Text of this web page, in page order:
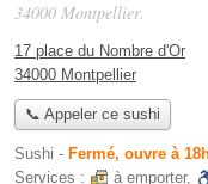
34000 Montpellier.
17 place du Nombre d'Or
34000 Montpellier
📞 Appeler ce sushi
Sushi - Fermé, ouvre à
Services :
à emporter,